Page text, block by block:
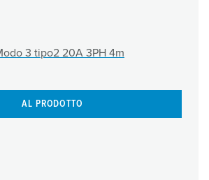
3 tipo2 20A 3PH 4m
AL PRODOTTO